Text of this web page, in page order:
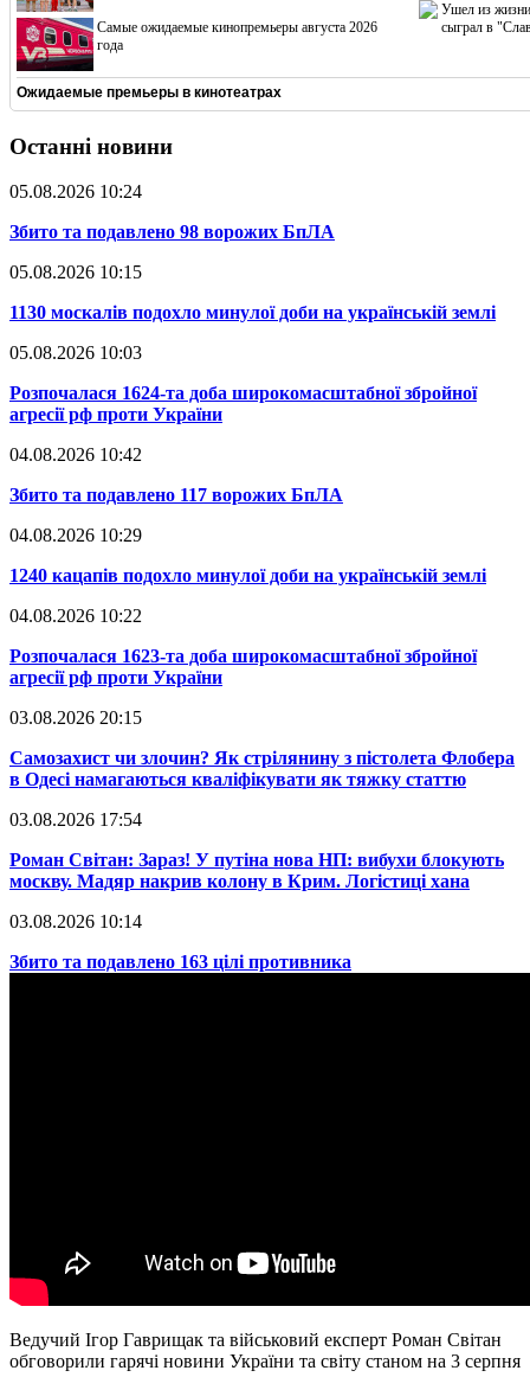
Cамые ожидаемые кинопремьеры августа 2026
года
Ушел из жизни
сыграл в
Ожидаемые премьеры в кинотеатрах
Останні новини
05.08.2026 10:24
​Збито та подавлено 98 ворожих БпЛА
05.08.2026 10:15
​1130 москалів подохло минулої доби на українській землі
05.08.2026 10:03
​Розпочалася 1624-та доба широкомасштабної збройної
агресії рф проти України
04.08.2026 10:42
​Збито та подавлено 117 ворожих БпЛА
04.08.2026 10:29
​1240 кацапів подохло минулої доби на українській землі
04.08.2026 10:22
​Розпочалася 1623-та доба широкомасштабної збройної
агресії рф проти України
03.08.2026 20:15
​Самозахист чи злочин? Як стрілянину з пістолета Флобера
в Одесі намагаються кваліфікувати як тяжку статтю
03.08.2026 17:54
​Роман Світан: Зараз! У путіна нова НП: вибухи блокують
москву. Мадяр накрив колону в Крим. Логістиці хана
03.08.2026 10:14
​Збито та подавлено 163 цілі противника
Ведучий Ігор Гаврищак та військовий експерт Роман Світан
обговорили гарячі новини України та світу станом на 3 серпня